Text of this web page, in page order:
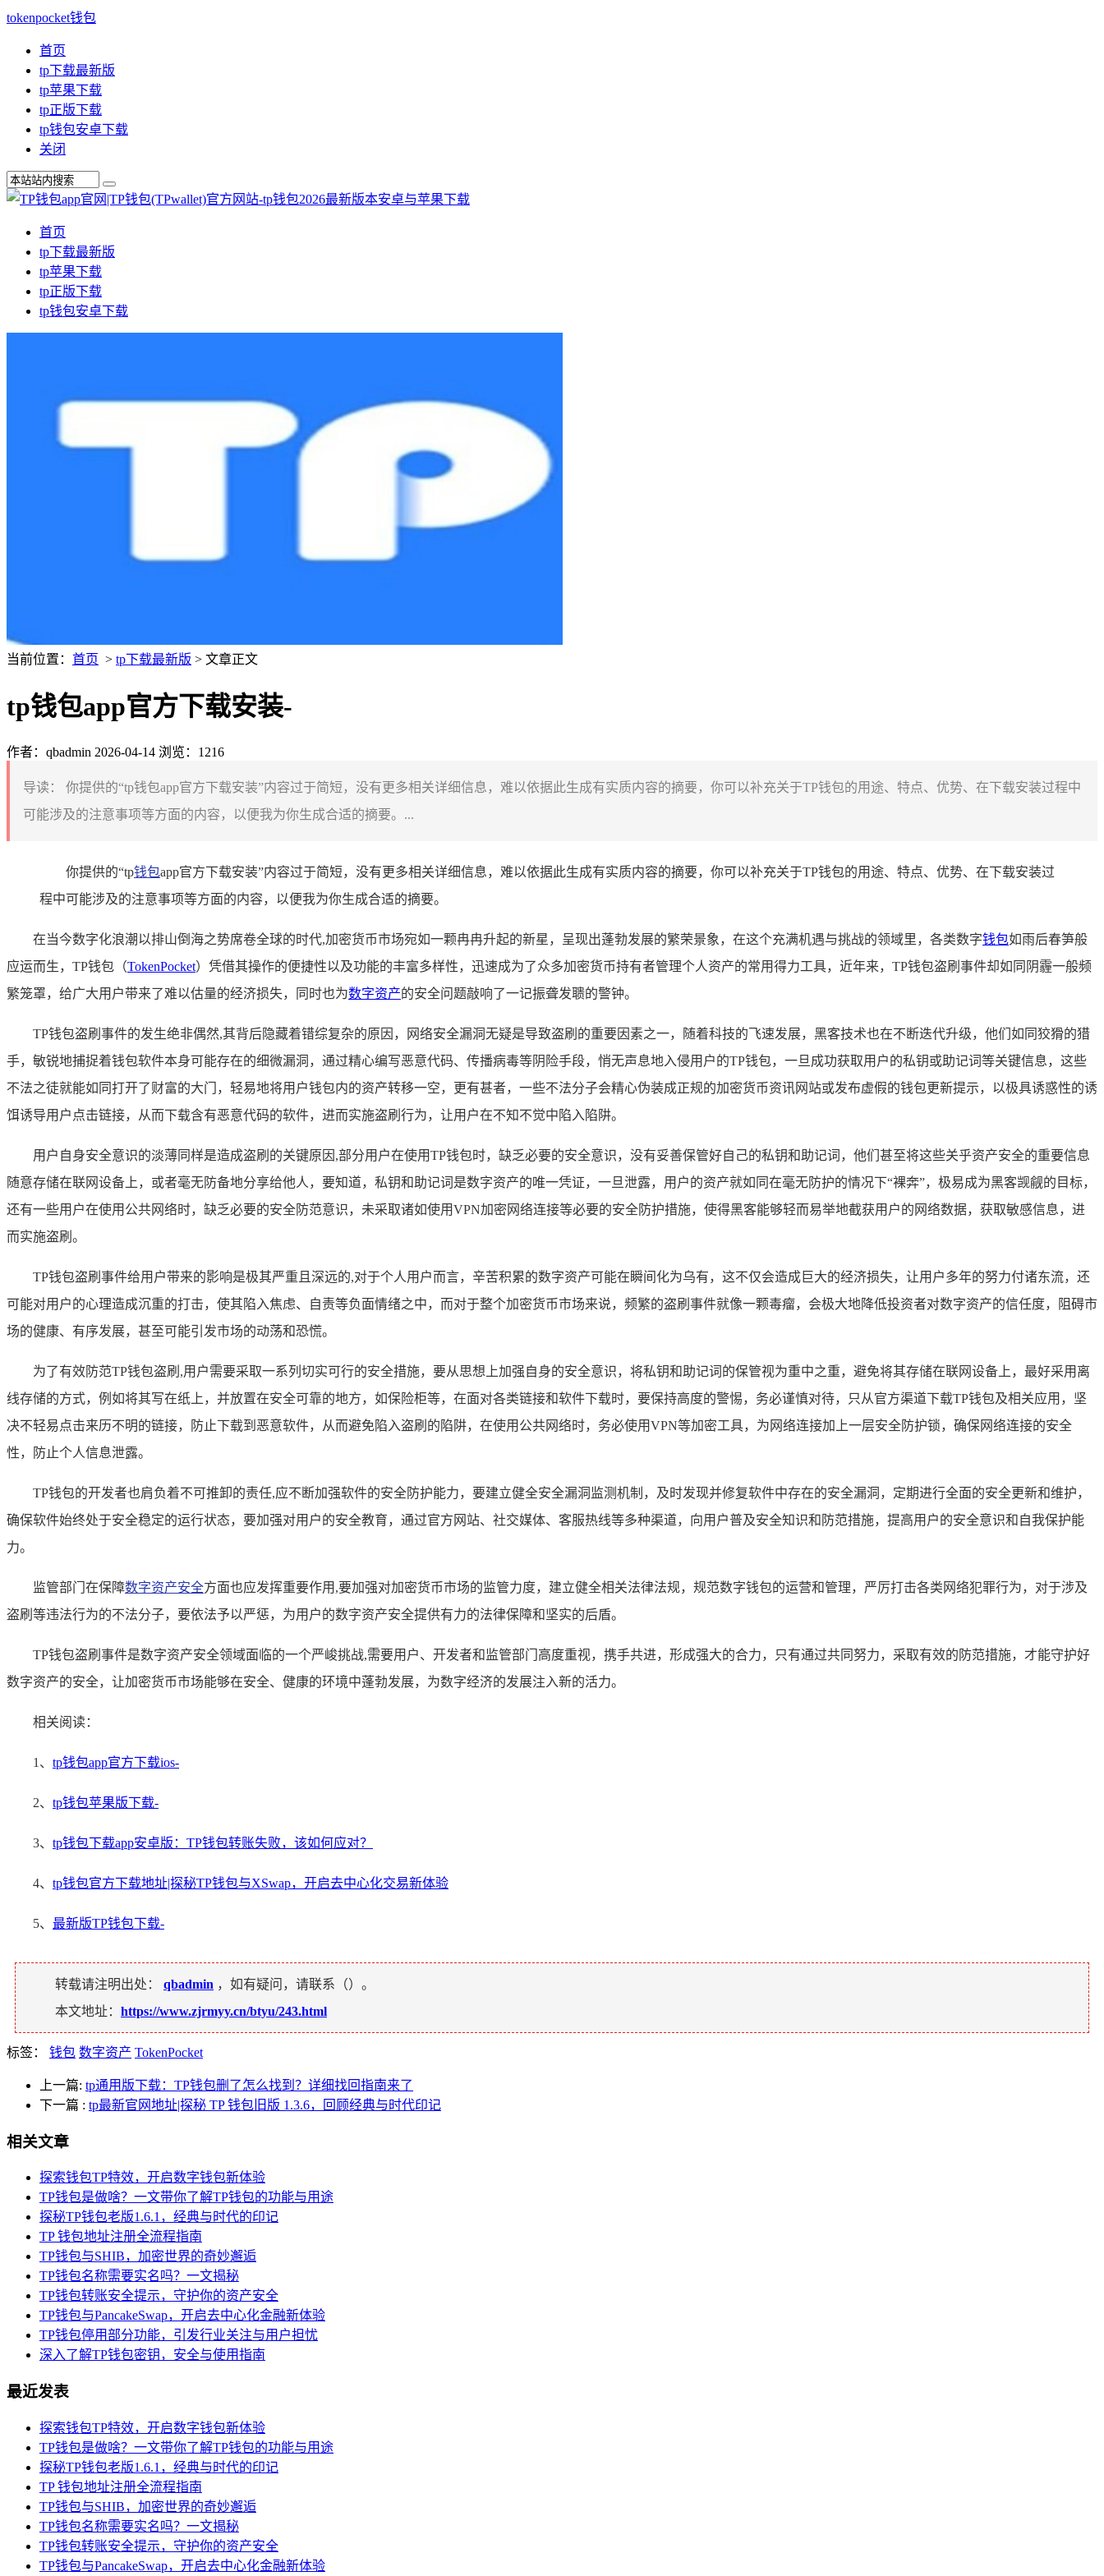
tokenpocket钱包
首页
tp下载最新版
tp苹果下载
tp正版下载
tp钱包安卓下载
关闭
首页
tp下载最新版
tp苹果下载
tp正版下载
tp钱包安卓下载
当前位置： 首页 > tp下载最新版 > 文章正文
tp钱包app官方下载安装-
作者：qbadmin 2026-04-14 浏览：1216
导读：
你提供的“tp钱包app官方下载安装”内容过于简短，没有更多相关详细信息，难以依据此生成有实质内容的摘要，你可以补充关于TP钱包的用途、特点、优势、在下载安装过程中
可能涉及的注意事项等方面的内容，以便我为你生成合适的摘要。...
你提供的“tp钱包app官方下载安装”内容过于简短，没有更多相关详细信息，难以依据此生成有实质内容的摘要，你可以补充关于TP钱包的用途、特点、优势、在下载安装过
程中可能涉及的注意事项等方面的内容，以便我为你生成合适的摘要。
在当今数字化浪潮以排山倒海之势席卷全球的时代,加密货币市场宛如一颗冉冉升起的新星，呈现出蓬勃发展的繁荣景象，在这个充满机遇与挑战的领域里，各类数字钱包如雨后春笋般
应运而生，TP钱包（TokenPocket）凭借其操作的便捷性以及功能的丰富多样性，迅速成为了众多加密货币持有者管理个人资产的常用得力工具，近年来，TP钱包盗刷事件却如同阴霾一般频
繁笼罩，给广大用户带来了难以估量的经济损失，同时也为数字资产的安全问题敲响了一记振聋发聩的警钟。
TP钱包盗刷事件的发生绝非偶然,其背后隐藏着错综复杂的原因，网络安全漏洞无疑是导致盗刷的重要因素之一，随着科技的飞速发展，黑客技术也在不断迭代升级，他们如同狡猾的猎
手，敏锐地捕捉着钱包软件本身可能存在的细微漏洞，通过精心编写恶意代码、传播病毒等阴险手段，悄无声息地入侵用户的TP钱包，一旦成功获取用户的私钥或助记词等关键信息，这些
不法之徒就能如同打开了财富的大门，轻易地将用户钱包内的资产转移一空，更有甚者，一些不法分子会精心伪装成正规的加密货币资讯网站或发布虚假的钱包更新提示，以极具诱惑性的诱
饵诱导用户点击链接，从而下载含有恶意代码的软件，进而实施盗刷行为，让用户在不知不觉中陷入陷阱。
用户自身安全意识的淡薄同样是造成盗刷的关键原因,部分用户在使用TP钱包时，缺乏必要的安全意识，没有妥善保管好自己的私钥和助记词，他们甚至将这些关乎资产安全的重要信息
随意存储在联网设备上，或者毫无防备地分享给他人，要知道，私钥和助记词是数字资产的唯一凭证，一旦泄露，用户的资产就如同在毫无防护的情况下“裸奔”，极易成为黑客觊觎的目标，
还有一些用户在使用公共网络时，缺乏必要的安全防范意识，未采取诸如使用VPN加密网络连接等必要的安全防护措施，使得黑客能够轻而易举地截获用户的网络数据，获取敏感信息，进
而实施盗刷。
TP钱包盗刷事件给用户带来的影响是极其严重且深远的,对于个人用户而言，辛苦积累的数字资产可能在瞬间化为乌有，这不仅会造成巨大的经济损失，让用户多年的努力付诸东流，还
可能对用户的心理造成沉重的打击，使其陷入焦虑、自责等负面情绪之中，而对于整个加密货币市场来说，频繁的盗刷事件就像一颗毒瘤，会极大地降低投资者对数字资产的信任度，阻碍市
场的健康、有序发展，甚至可能引发市场的动荡和恐慌。
为了有效防范TP钱包盗刷,用户需要采取一系列切实可行的安全措施，要从思想上加强自身的安全意识，将私钥和助记词的保管视为重中之重，避免将其存储在联网设备上，最好采用离
线存储的方式，例如将其写在纸上，并放置在安全可靠的地方，如保险柜等，在面对各类链接和软件下载时，要保持高度的警惕，务必谨慎对待，只从官方渠道下载TP钱包及相关应用，坚
决不轻易点击来历不明的链接，防止下载到恶意软件，从而避免陷入盗刷的陷阱，在使用公共网络时，务必使用VPN等加密工具，为网络连接加上一层安全防护锁，确保网络连接的安全
性，防止个人信息泄露。
TP钱包的开发者也肩负着不可推卸的责任,应不断加强软件的安全防护能力，要建立健全安全漏洞监测机制，及时发现并修复软件中存在的安全漏洞，定期进行全面的安全更新和维护，
确保软件始终处于安全稳定的运行状态，要加强对用户的安全教育，通过官方网站、社交媒体、客服热线等多种渠道，向用户普及安全知识和防范措施，提高用户的安全意识和自我保护能
力。
监管部门在保障数字资产安全方面也应发挥重要作用,要加强对加密货币市场的监管力度，建立健全相关法律法规，规范数字钱包的运营和管理，严厉打击各类网络犯罪行为，对于涉及
盗刷等违法行为的不法分子，要依法予以严惩，为用户的数字资产安全提供有力的法律保障和坚实的后盾。
TP钱包盗刷事件是数字资产安全领域面临的一个严峻挑战,需要用户、开发者和监管部门高度重视，携手共进，形成强大的合力，只有通过共同努力，采取有效的防范措施，才能守护好
数字资产的安全，让加密货币市场能够在安全、健康的环境中蓬勃发展，为数字经济的发展注入新的活力。
相关阅读：
1、 tp钱包app官方下载ios-
2、 tp钱包苹果版下载-
3、 tp钱包下载app安卓版：TP钱包转账失败，该如何应对？
4、 tp钱包官方下载地址|探秘TP钱包与XSwap，开启去中心化交易新体验
5、 最新版TP钱包下载-
转载请注明出处： qbadmin ，如有疑问，请联系（）。
本文地址： https://www.zjrmyy.cn/btyu/243.html
标签： 钱包 数字资产 TokenPocket
上一篇: tp通用版下载：TP钱包删了怎么找到？详细找回指南来了
下一篇 : tp最新官网地址|探秘 TP 钱包旧版 1.3.6，回顾经典与时代印记
相关文章
探索钱包TP特效，开启数字钱包新体验
TP钱包是做啥？一文带你了解TP钱包的功能与用途
探秘TP钱包老版1.6.1，经典与时代的印记
TP 钱包地址注册全流程指南
TP钱包与SHIB，加密世界的奇妙邂逅
TP钱包名称需要实名吗？一文揭秘
TP钱包转账安全提示，守护你的资产安全
TP钱包与PancakeSwap，开启去中心化金融新体验
TP钱包停用部分功能，引发行业关注与用户担忧
深入了解TP钱包密钥，安全与使用指南
最近发表
探索钱包TP特效，开启数字钱包新体验
TP钱包是做啥？一文带你了解TP钱包的功能与用途
探秘TP钱包老版1.6.1，经典与时代的印记
TP 钱包地址注册全流程指南
TP钱包与SHIB，加密世界的奇妙邂逅
TP钱包名称需要实名吗？一文揭秘
TP钱包转账安全提示，守护你的资产安全
TP钱包与PancakeSwap，开启去中心化金融新体验